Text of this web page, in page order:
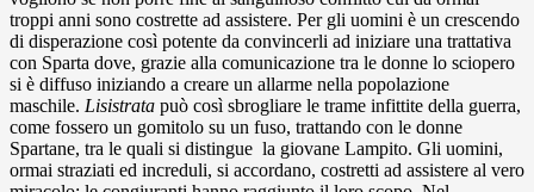
troppi anni sono costrette ad assistere. Per gli uomini è un crescendo
di disperazione così potente da convincerli ad iniziare una trattativa
con Sparta dove, grazie alla comunicazione tra le donne lo sciopero
si è diffuso iniziando a creare un allarme nella popolazione
maschile. Lisistrata può così sbrogliare le trame infittite della guerra,
come fossero un gomitolo su un fuso, trattando con le donne
Spartane, tra le quali si distingue la giovane Lampito. Gli uomini,
ormai straziati ed increduli, si accordano, costretti ad assistere al vero